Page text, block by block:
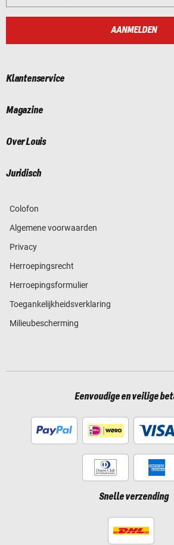
AANMELDEN
Klantenservice
Magazine
Over Louis
Juridisch
Colofon
Algemene voorwaarden
Privacy
Herroepingsrecht
Herroepingsformulier
Toegankelijkheidsverklaring
Milieubescherming
Eenvoudige en veilige
Snelle verzending